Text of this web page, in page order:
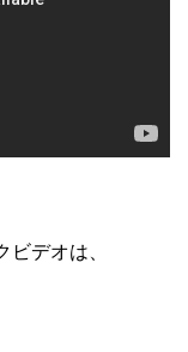
ビデオは、